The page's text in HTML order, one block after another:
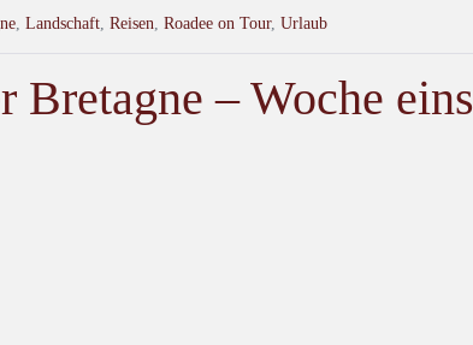
, Landschaft, Reisen, Roadee on Tour, Urlaub
Bretagne – Woche eins